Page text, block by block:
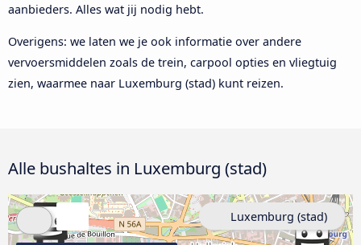
aanbieders. Alles wat jij nodig hebt.
Overigens: we laten we je ook informatie over andere
vervoersmiddelen zoals de trein, carpool opties en vliegtuig
zien, waarmee naar Luxemburg (stad) kunt reizen.
Alle bushaltes in Luxemburg (stad)
Luxemburg (stad)